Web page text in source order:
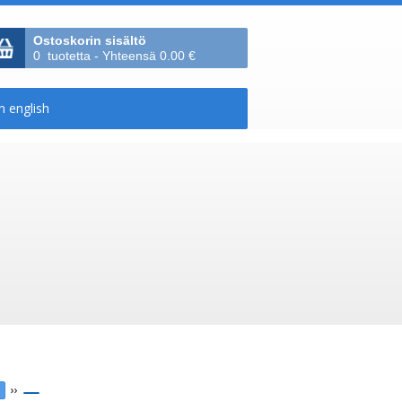
Ostoskorin sisältö
0 tuotetta - Yhteensä 0.00 €
››